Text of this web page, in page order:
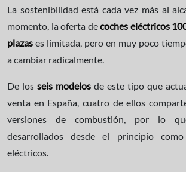
La sostenibilidad está cada vez más al
momento, la oferta decoches eléctricos
plazas es limitada, pero en muy poco
a cambiar radicalmente.
De los seis modelos de este tipo que
venta en España, cuatro de ellos
versiones de combustión, por lo
desarrollados desde el principio
eléctricos.